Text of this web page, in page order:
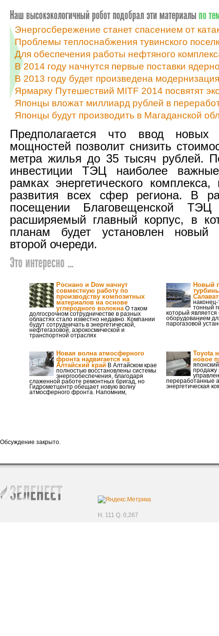
Энергосбережение станет спасением от
Проблемы теплоснабжения тувинского
Для обеспечения работы нефтяного
В 2014 году начнутся первые поставки
В 2013 году будет произведена
Ярмарку Путешествий MITF 2014 посвятят
Японцы вложат миллиард рублей в
Японцы будут производить в Магаданской
Предполагается что ввод новых
мощностей позволит снизить
метра жилья до 35 тысяч рублей.
инвестиции ТЭЦ наиболее
рамках энергетического
развития всех сфер региона. В
посещении Благовещенской
расширяемый главный корпус, в
планам будет установлен новый
второй очереди.
Это интересно ...
Роснано и Dow начнут
совместную работу по
производству композитных
материалов на основе
углеродного волокнаО таком
долгосрочном сотрудничестве в разных
областях стало известно недавно. Компании
будут сотрудничать в энергетической,
нефтегазовой, аэрокосмической и
транспортной отраслях
Новый
тонный
который
оборудованием
парогазовой
Новая волна атмосферного
фронта надвигается на
Алтайский край В Алтайском крае
полностью восстановлены системы
энергообеспечения, благодаря
слаженной работе ремонтных бригад, но
Гидрометцентр обещает новую волну
атмосферного фронта. Напомним,
Toyota
новое
продажу
переработанные
энергетическая
Обсуждение закрыто.
H. 111 Q. 0,267